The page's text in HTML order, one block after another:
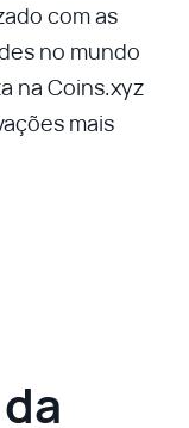
com as
no mundo
na Coins.xyz
mais